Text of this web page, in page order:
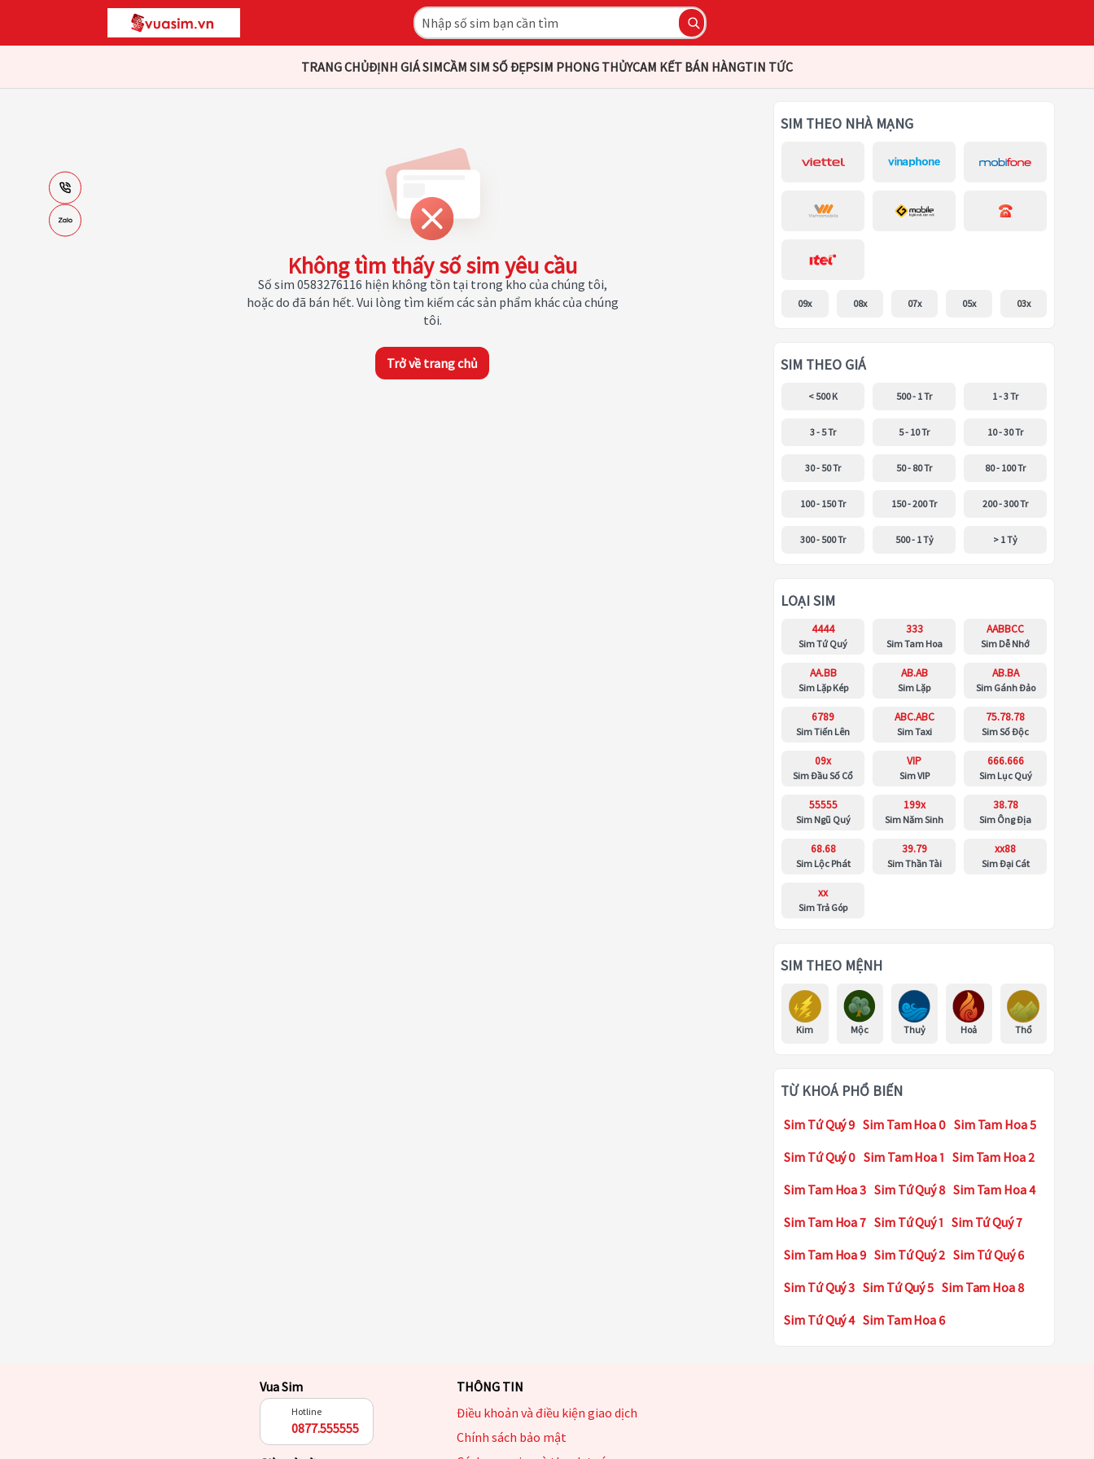
TRANG CHỦĐỊNH GIÁ SIMCẦM SIM SỐ ĐẸPSIM PHONG THỦYCAM KẾT BÁN HÀNGTIN TỨC
Không tìm thấy số sim yêu cầu
Số sim 0583276116 hiện không tồn tại trong kho của chúng tôi,
hoặc do đã bán hết. Vui lòng tìm kiếm các sản phẩm khác của chúng
tôi.
Trở về trang chủ
SIM THEO NHÀ MẠNG
09x 08x 07x 05x 03x
SIM THEO GIÁ
< 500 K 500 - 1 Tr 1 - 3 Tr
3 - 5 Tr 5 - 10 Tr 10 - 30 Tr
30 - 50 Tr 50 - 80 Tr 80 - 100 Tr
100 - 150 Tr 150 - 200 Tr 200 - 300 Tr
300 - 500 Tr 500 - 1 Tỷ > 1 Tỷ
LOẠI SIM
4444
Sim Tứ Quý
333
Sim Tam Hoa
AABBCC
Sim Dễ Nhớ
AA.BB
Sim Lặp Kép
AB.AB
Sim Lặp
AB.BA
Sim Gánh Đảo
6789
Sim Tiến Lên
ABC.ABC
Sim Taxi
75.78.78
Sim Số Độc
09x
Sim Đầu Số Cổ
VIP
Sim VIP
666.666
Sim Lục Quý
55555
Sim Ngũ Quý
199x
Sim Năm Sinh
38.78
Sim Ông Địa
68.68
Sim Lộc Phát
39.79
Sim Thần Tài
xx88
Sim Đại Cát
xx
Sim Trả Góp
SIM THEO MỆNH
Kim Mộc Thuỷ Hoả Thổ
TỪ KHOÁ PHỔ BIẾN
Sim Tứ Quý 9 Sim Tam Hoa 0 Sim Tam Hoa 5
Sim Tứ Quý 0 Sim Tam Hoa 1 Sim Tam Hoa 2
Sim Tam Hoa 3 Sim Tứ Quý 8 Sim Tam Hoa 4
Sim Tam Hoa 7 Sim Tứ Quý 1 Sim Tứ Quý 7
Sim Tam Hoa 9 Sim Tứ Quý 2 Sim Tứ Quý 6
Sim Tứ Quý 3 Sim Tứ Quý 5 Sim Tam Hoa 8
Sim Tứ Quý 4 Sim Tam Hoa 6
Vua Sim
Hotline
0877.555555
THÔNG TIN
Điều khoản và điều kiện giao dịch
Chính sách bảo mật